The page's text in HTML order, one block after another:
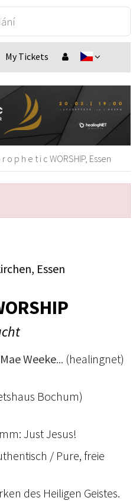
My Tickets
r o p h e t i c WORSHIP, Essen
Essen
Weeke... (healingnet)
Bochum)
Just Jesus!
/ Pure, freie
des Heiligen Geistes.